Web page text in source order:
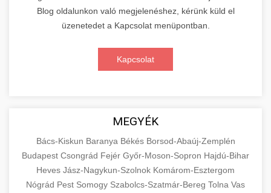
Blog oldalunkon való megjelenéshez, kérünk küld el
üzenetedet a Kapcsolat menüpontban.
Kapcsolat
MEGYÉK
Bács-Kiskun Baranya Békés Borsod-Abaúj-Zemplén
Budapest Csongrád Fejér Győr-Moson-Sopron Hajdú-Bihar
Heves Jász-Nagykun-Szolnok Komárom-Esztergom
Nógrád Pest Somogy Szabolcs-Szatmár-Bereg Tolna Vas